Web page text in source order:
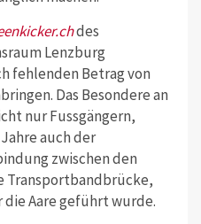
des
Lenzburg
fehlenden Betrag von
Das Besondere an
nur Fussgängern,
auch der
zwischen den
Transportbandbrücke,
Aare geführt wurde.